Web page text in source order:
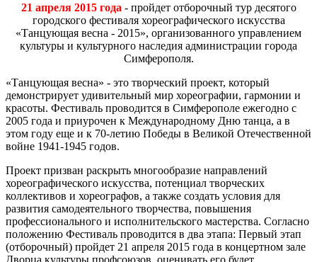
21 апреля 2015 года - пройдет отборочный тур десятого
городского фестиваля хореографического искусства
«Танцующая весна - 2015», организованного управлением
культуры и культурного наследия администрации города
Симферополя.
«Танцующая весна» - это творческий проект, который
демонстрирует удивительный мир хореографии, гармонии и
красоты. Фестиваль проводится в Симферополе ежегодно с
2005 года и приурочен к Международному Дню танца, а в
этом году еще и к 70-летию Победы в Великой Отечественной
войне 1941-1945 годов.
Проект призван раскрыть многообразие направлений
хореографического искусства, потенциал творческих
коллективов и хореографов, а также создать условия для
развития самодеятельного творчества, повышения
профессионального и исполнительского мастерства. Согласно
положению Фестиваль проводится в два этапа: Первый этап
(отборочный) пройдет 21 апреля 2015 года в концертном зале
Дворца культуры профсоюзов, оценивать его будет